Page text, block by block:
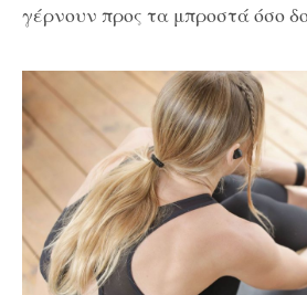
γέρνουν προς τα μπροστά όσο